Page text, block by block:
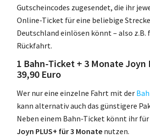
Gutscheincodes zugesendet, die ihr
Online-Ticket für eine beliebige
Deutschland einlösen könnt – also z.B.
Rückfahrt.
1 Bahn-Ticket + 3 Monate Joyn
39,90 Euro
Wer nur eine einzelne Fahrt mit der
kann alternativ auch das günstigere
Neben einem Bahn-Ticket könnt ihr für
Joyn PLUS+ für 3 Monatenutzen.